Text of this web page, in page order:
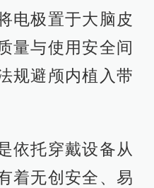
电极置于大脑皮
量与使用安全间
规避颅内植入带
依托穿戴设备从
着无创安全、易